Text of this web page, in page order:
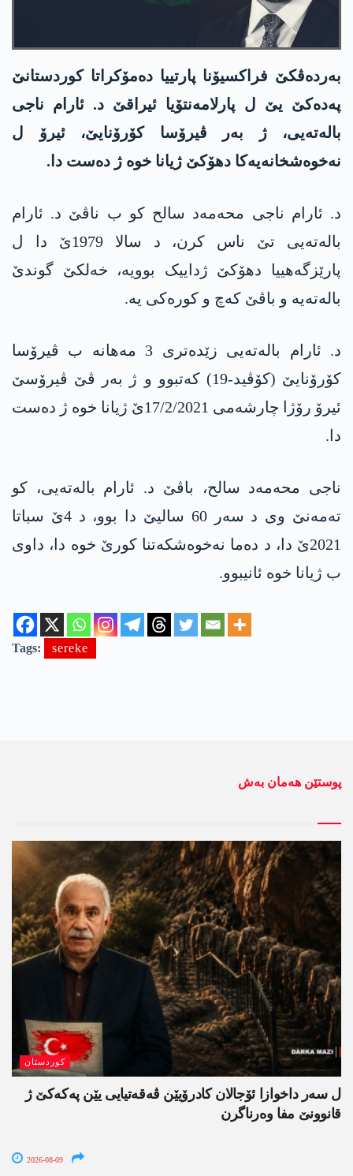
بەردەڤکێ فراکسیۆنا پارتییا دەمۆکراتا کوردستانێ
په‌ده‌كێ یێ ل پارلامەنتۆیا ئیراقێ د. ئارام ناجی
بالەتەیی، ژ بەر ڤیرۆسا کۆرۆنایێ، ئیرۆ ل
نەخوەشخانەیەکا دھۆکێ ژیانا خوە ژ دەست دا.
د. ئارام ناجی محەمەد سالح کو ب ناڤێ د. ئارام
بالەتەیی تێ ناس كرن، د سالا 1979ێ دا ل
پارێزگەھییا دھۆکێ ژداییک بوویە، خەلکێ گوندێ
بالەتەیە و باڤێ کەچ و کورەکی یە.
د. ئارام بالەتەیی زێدەتری 3 مه‌هانه‌ ب ڤیرۆسا
کۆرۆنایێ (كۆڤید-19) کەتبوو و ژ بەر ڤێ ڤیرۆسێ
ئیرۆ رۆژا چارشه‌می 17/2/2021ێ ژیانا خوە ژ دەست
دا.
ناجی محەمەد سالح، باڤێ د. ئارام بالەتەیی، کو
تەمەنێ وی د سەر 60 سالیێ دا بوو، د 4ێ سباتا
2021ێ دا، د دەما نەخوەشکەتنا کورێ خوە دا، داوی
ب ژیانا خوە ئانیبوو.
Tags: sereke
پوستێن ھەمان بەش
کوردستان
ل سەر داخوازا ئۆجالان کادرۆیێن ڤەقەتیایی یێن پەکەکێ ژ
قانوونێ مفا وەرناگرن
2026-08-09